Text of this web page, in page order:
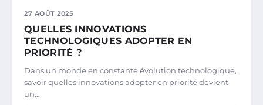
27 AOÛT 2025
QUELLES INNOVATIONS
TECHNOLOGIQUES ADOPTER EN
PRIORITÉ ?
Dans un monde en constante évolution technologique,
savoir quelles innovations adopter en priorité devient
un…